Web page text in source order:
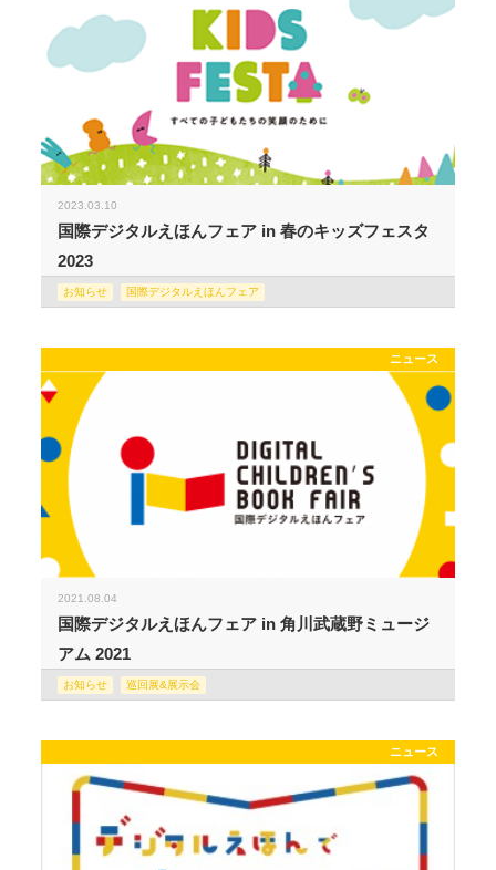
2023.03.10
国際デジタルえほんフェア in 春のキッズフェスタ
2023
お知らせ 国際デジタルえほんフェア
ニュース
2021.08.04
国際デジタルえほんフェア in 角川武蔵野ミュージ
アム 2021
お知らせ 巡回展&展示会
ニュース